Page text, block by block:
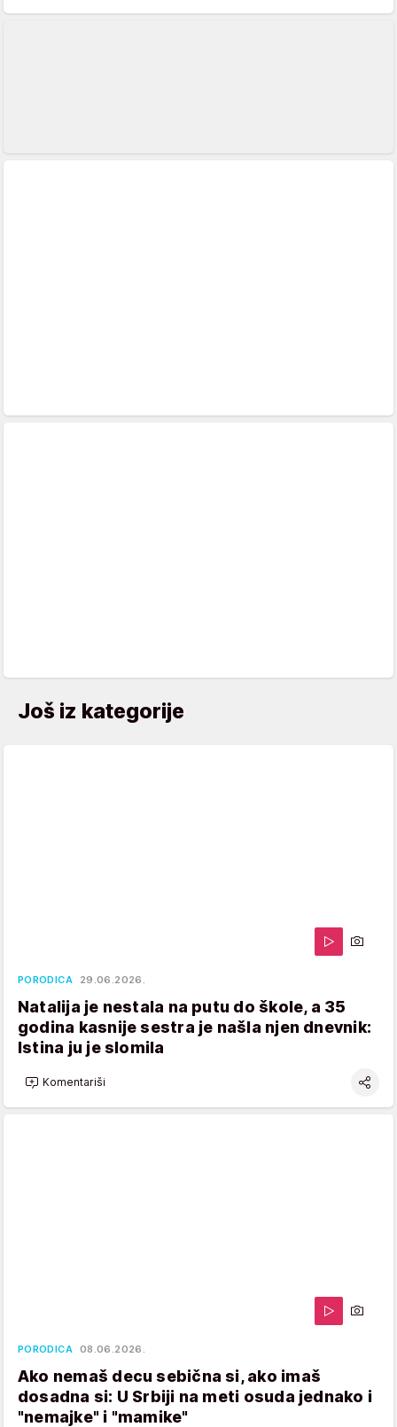
Još iz kategorije
PORODICA 29.06.2026.
Natalija je nestala na putu do škole, a 35
godina kasnije sestra je našla njen dnevnik:
Istina ju je slomila
Komentariši
PORODICA 08.06.2026.
Ako nemaš decu sebična si, ako imaš
dosadna si: U Srbiji na meti osuda jednako i
"nemajke" i "mamike"